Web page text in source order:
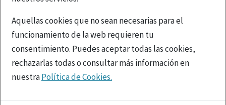
Aquellas cookies que no sean necesarias para el
funcionamiento de la web requieren tu
consentimiento. Puedes aceptar todas las cookies,
rechazarlas todas o consultar más información en
nuestraPolítica de Cookies.
Toda la información incluida en la Página Web está